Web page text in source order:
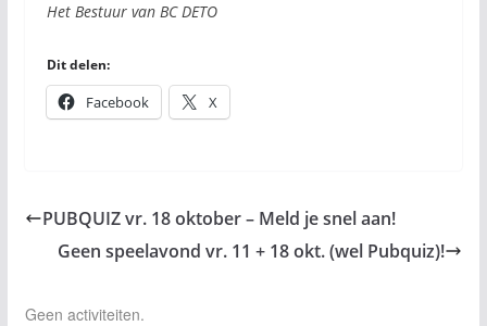
Het Bestuur van BC DETO
Dit delen:
Facebook X
PUBQUIZ vr. 18 oktober – Meld je snel aan!
Geen speelavond vr. 11 + 18 okt. (wel Pubquiz)!
Geen activiteiten.